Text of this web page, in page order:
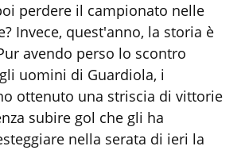
perdere il campionato nelle
Invece, quest'anno, la storia è
avendo perso lo scontro
uomini di Guardiola, i
ottenuto una striscia di vittorie
subire gol che gli ha
nella serata di ieri la